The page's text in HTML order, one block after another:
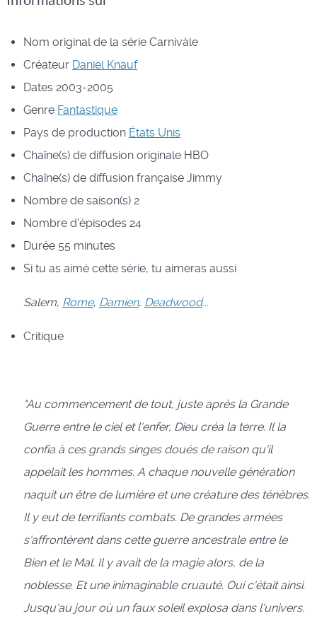
Nom original de la série Carnivàle
Créateur Daniel Knauf
Dates 2003-2005
Genre Fantastique
Pays de production États Unis
Chaîne(s) de diffusion originale HBO
Chaîne(s) de diffusion française Jimmy
Nombre de saison(s) 2
Nombre d'épisodes 24
Durée 55 minutes
Si tu as aimé cette série, tu aimeras aussi
Salem, Rome, Damien, Deadwood...
Critique
"Au commencement de tout, juste après la Grande
Guerre entre le ciel et l'enfer, Dieu créa la terre. Il la
confia à ces grands singes doués de raison qu'il
appelait les hommes. A chaque nouvelle génération
naquit un être de lumière et une créature des ténèbres.
Il y eut de terrifiants combats. De grandes armées
s'affrontèrent dans cette guerre ancestrale entre le
Bien et le Mal. Il y avait de la magie alors, de la
noblesse. Et une inimaginable cruauté. Oui c'était ainsi.
Jusqu'au jour où un faux soleil explosa dans l'univers.